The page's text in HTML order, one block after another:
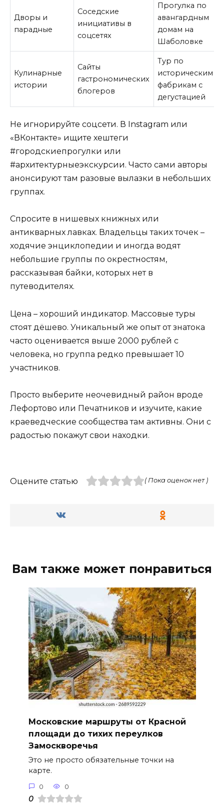
Дворы и
парадные
Соседские
инициативы в
соцсетях
Прогулка по
авангардным
домам на
Шаболовке
Кулинарные
истории
Сайты
гастрономических
блогеров
Тур по
историческим
фабрикам с
дегустацией
Не игнорируйте соцсети. В Instagram или
«ВКонтакте» ищите хештеги
#городскиепрогулки или
#архитектурныеэкскурсии. Часто сами авторы
анонсируют там разовые вылазки в небольших
группах.
Спросите в нишевых книжных или
антикварных лавках. Владельцы таких точек –
ходячие энциклопедии и иногда водят
небольшие группы по окрестностям,
рассказывая байки, которых нет в
путеводителях.
Цена – хороший индикатор. Массовые туры
стоят дёшево. Уникальный же опыт от знатока
часто оценивается выше 2000 рублей с
человека, но группа редко превышает 10
участников.
Просто выберите неочевидный район вроде
Лефортово или Печатников и изучите, какие
краеведческие сообщества там активны. Они с
радостью покажут свои находки.
Оцените статью ( Пока оценок нет )
Вам также может понравиться
Московские маршруты от Красной
площади до тихих переулков
Замоскворечья
Это не просто обязательные точки на
карте.
0 0
0